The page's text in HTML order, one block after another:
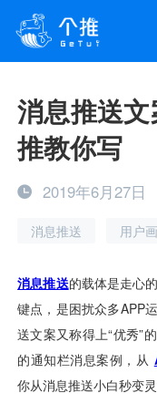
产品
个知·智能营销AITA
个知·智能运营AIBI
数据中台解决方案
个知·智能工作站
开发者中心
SDK下载
数据工坊
注册
消息推送
推教你写
2019年6月27日
消息推送 用户